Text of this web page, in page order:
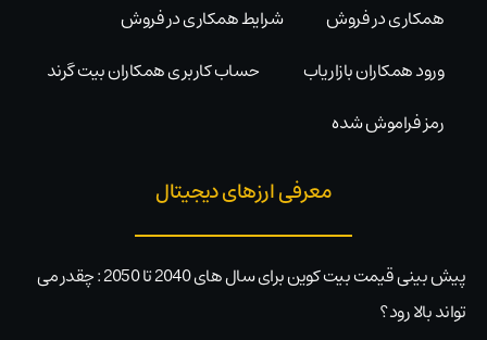
همکاری در فروش
شرایط همکاری در فروش
ورود همکاران بازاریاب
حساب کاربری همکاران بیت گرند
رمز فراموش شده
معرفی ارزهای دیجیتال
پیش بینی قیمت بیت کوین برای سال های 2040 تا 2050 : چقدر می
تواند بالا رود؟